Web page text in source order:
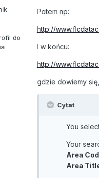
do
Potem np:
http://
I w końcu:
http://
gdzie dowiemy
Cytat
You
Your
Area
Area